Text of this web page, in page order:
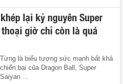
lại kỷ nguyên Super
giờ chỉ còn là quá
Từng là biểu tượng sức mạnh bất khả
chiến bại của Dragon Ball, Super
Saiyan ...